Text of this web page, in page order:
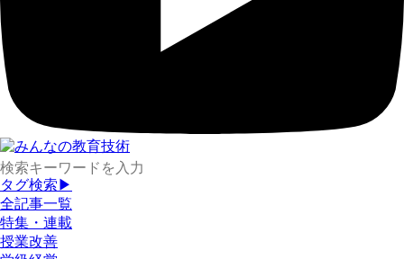
タグ検索▶
全記事一覧
特集・連載
授業改善